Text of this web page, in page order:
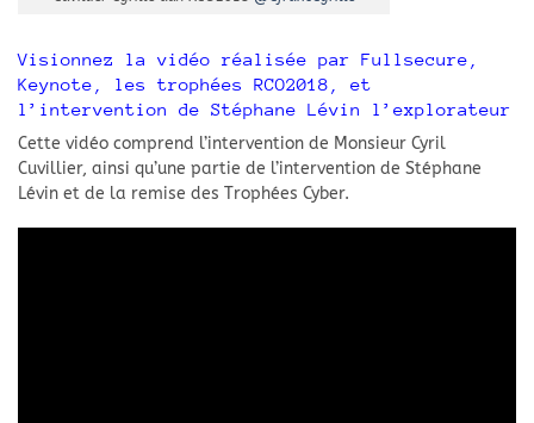
Visionnez la vidéo réalisée par Fullsecure,
Keynote, les trophées RCO2018, et
l’intervention de Stéphane Lévin l’explorateur
Cette vidéo comprend l’intervention de Monsieur Cyril
Cuvillier, ainsi qu’une partie de l’intervention de Stéphane
Lévin et de la remise des Trophées Cyber.